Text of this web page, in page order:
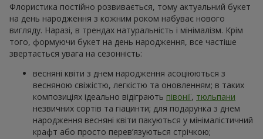
Флористика постійно розвивається, тому актуальний букет
на день народження з кожним роком набуває нового
вигляду. Наразі, в трендах натуральність і мінімалізм. Крім
того, формуючи букет на день народження, все частіше
звертається увага на сезонність:
весняні квіти з днем народження асоціюються з
весняною свіжістю, легкістю та оновленням; в таких
композиціях ідеально відіграють півонії, тюльпани
незвичних сортів та гіацинти; для подарунка з днем
народження весняні квіти пакуються у мінімалістичний
крафт або просто перев’язуються стрічкою;